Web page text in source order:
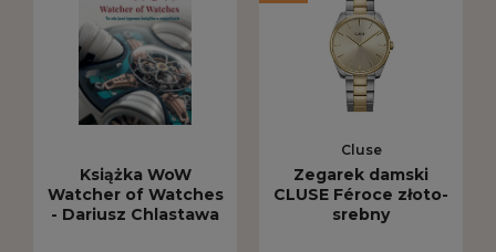
Książka WoW
Watcher of Watches
- Dariusz Chlastawa
Cluse
Zegarek damski
CLUSE Féroce złoto-
srebny